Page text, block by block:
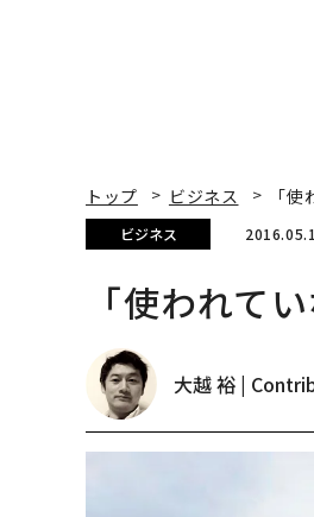
トップ ビジネス 「
ビジネス
「使われて
大越 裕 |